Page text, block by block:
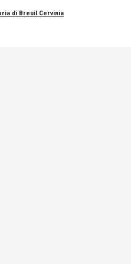
di Breuil Cervinia